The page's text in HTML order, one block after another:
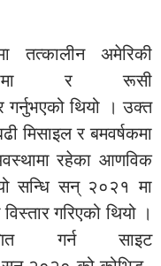
अमेरिकी
र रूसी
गर्नुभएको थियो । उक्त
मिसाइल र बमवर्षकमा
रहेका आणविक
सन्धि सन् २०२१ मा
गरिएको थियो ।
गर्न साइट